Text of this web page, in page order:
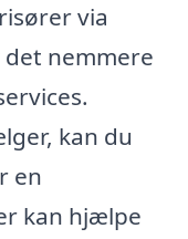
via
nemmere
kan du
en
kan hjælpe